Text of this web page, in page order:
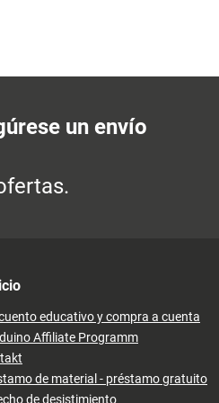
un envío
educativo y compra a cuenta
Affiliate Programm
de material - préstamo gratuito
de desistimiento